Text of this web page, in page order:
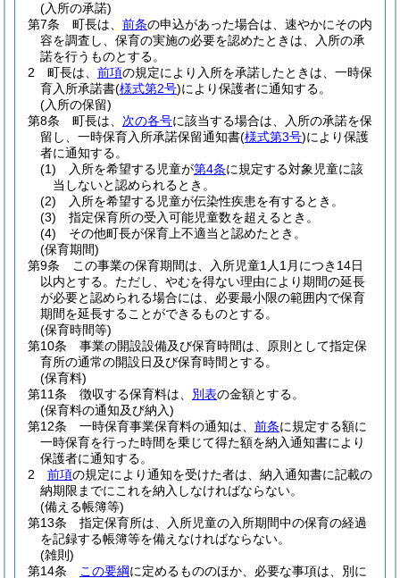
(入所の承諾)
第7条
町長は、 前条の申込があった場合は、速やかにその内
容を調査し、保育の実施の必要を認めたときは、入所の承
諾を行うものとする。
2
町長は、 前項の規定により入所を承諾したときは、一時保
育入所承諾書(様式第2号)により保護者に通知する。
(入所の保留)
第8条
町長は、 次の各号に該当する場合は、入所の承諾を保
留し、一時保育入所承諾保留通知書(様式第3号)により保護
者に通知する。
(1)
入所を希望する児童が第4条に規定する対象児童に該
当しないと認められるとき。
(2)
入所を希望する児童が伝染性疾患を有するとき。
(3)
指定保育所の受入可能児童数を超えるとき。
(4)
その他町長が保育上不適当と認めたとき。
(保育期間)
第9条
この事業の保育期間は、入所児童1人1月につき14日
以内とする。 ただし、やむを得ない理由により期間の延長
が必要と認められる場合には、必要最小限の範囲内で保育
期間を延長することができるものとする。
(保育時間等)
第10条
事業の開設設備及び保育時間は、原則として指定保
育所の通常の開設日及び保育時間とする。
(保育料)
第11条
徴収する保育料は、 別表の金額とする。
(保育料の通知及び納入)
第12条
一時保育事業保育料の通知は、 前条に規定する額に
一時保育を行った時間を乗じて得た額を納入通知書により
保護者に通知する。
2
前項の規定により通知を受けた者は、納入通知書に記載の
納期限までにこれを納入しなければならない。
(備える帳簿等)
第13条
指定保育所は、入所児童の入所期間中の保育の経過
を記録する帳簿等を備えなければならない。
(雑則)
第14条
この要綱に定めるもののほか、必要な事項は、別に